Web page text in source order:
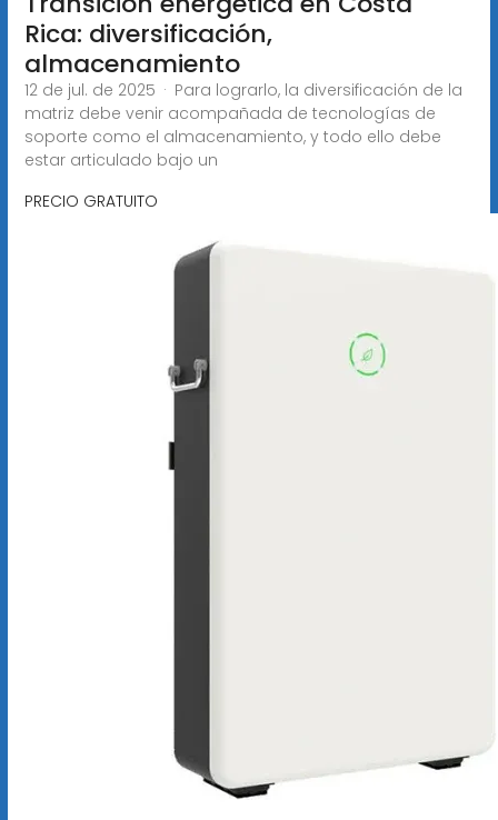
Rica: diversificación,
almacenamiento
12 de jul. de 2025 · Para lograrlo, la diversificación de la
matriz debe venir acompañada de tecnologías de
soporte como el almacenamiento, y todo ello debe
estar articulado bajo un
PRECIO GRATUITO